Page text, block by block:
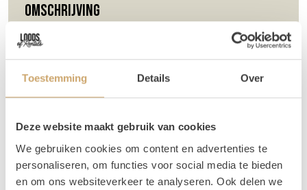
Toestemming Details Over
Deze website maakt gebruik van cookies
We gebruiken cookies om content en advertenties te
personaliseren, om functies voor social media te bieden
en om ons websiteverkeer te analyseren. Ook delen we
Omschrijving
Houten Lichtletters KISS huren
Zin in een zoete knipoog op je event? Dan zijn deze KISS
verlovingsfeestjes of een cheeky photobooth. Ze zijn 1
draadloos op batterijen. Zet ze neer waar je wilt—binnen of
buiten, dankzij de losse voetjes. Love is in the air (and in